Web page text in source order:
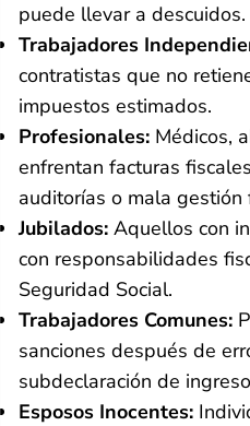
puede llevar a descuidos.
Trabajadores
contratistas que no
impuestos estimados.
Profesionales: Médicos,
enfrentan facturas
auditorías o mala gestión
Jubilados: Aquellos con
con responsabilidades
Seguridad Social.
Trabajadores Comunes:
sanciones después de
subdeclaración de
Esposos Inocentes: